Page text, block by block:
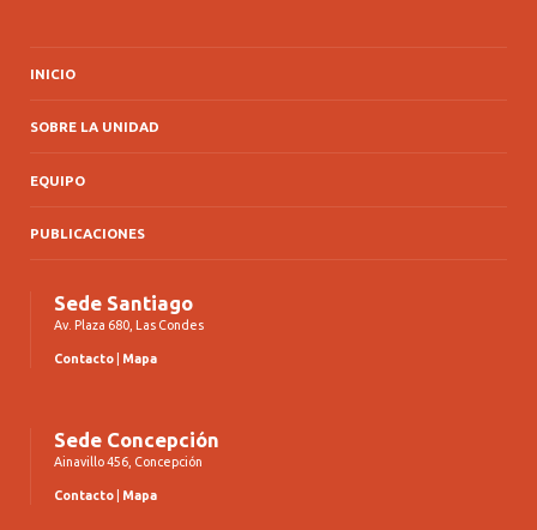
INICIO
SOBRE LA UNIDAD
EQUIPO
PUBLICACIONES
Sede Santiago
Av. Plaza 680, Las Condes
Contacto Mapa
Sede Concepción
Ainavillo 456, Concepción
Contacto Mapa